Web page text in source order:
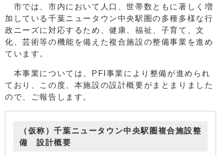
市では、市内において人口、世帯数ともに著しく増
加している千葉ニュータウン中央駅圏の多種多様な行
政ニーズに対応するため、健康、福祉、子育て、文
化、芸術等の機能を備えた複合施設の整備事業を進め
ています。
本事業については、PFI事業により整備が進められ
ており、この度、本施設の設計概要がまとまりました
ので、ご報告します。
（仮称）千葉ニュータウン中央駅圏複合施設整
備 設計概要